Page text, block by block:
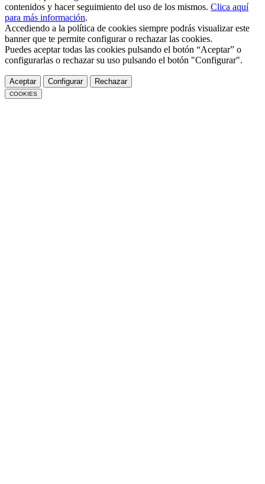
contenidos y hacer seguimiento del uso de los mismos. Clica aquí
para más información.
Accediendo a la política de cookies siempre podrás visualizar este
banner que te permite configurar o rechazar las cookies.
Puedes aceptar todas las cookies pulsando el botón “Aceptar” o
configurarlas o rechazar su uso pulsando el botón "Configurar".
Aceptar Configurar Rechazar
COOKIES